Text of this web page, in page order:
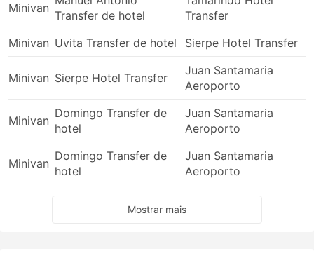
Minivan
Transfer de hotel
Transfer
Minivan Uvita Transfer de hotel Sierpe Hotel Transfer
Minivan Sierpe Hotel Transfer
Juan Santamaria
Aeroporto
Minivan
Domingo Transfer de
hotel
Juan Santamaria
Aeroporto
Minivan
Domingo Transfer de
hotel
Juan Santamaria
Aeroporto
Mostrar mais